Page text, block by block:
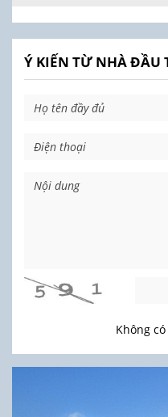
Ý KIẾN TỪ NHÀ ĐẦU
Không